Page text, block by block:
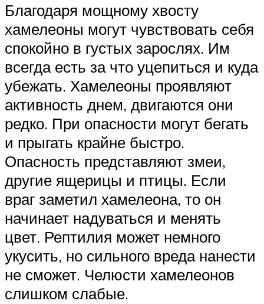
Благодаря мощному хвосту
хамелеоны могут чувствовать себя
спокойно в густых зарослях. Им
всегда есть за что уцепиться и куда
убежать. Хамелеоны проявляют
активность днем, двигаются они
редко. При опасности могут бегать
и прыгать крайне быстро.
Опасность представляют змеи,
другие ящерицы и птицы. Если
враг заметил хамелеона, то он
начинает надуваться и менять
цвет. Рептилия может немного
укусить, но сильного вреда нанести
не сможет. Челюсти хамелеонов
слишком слабые.